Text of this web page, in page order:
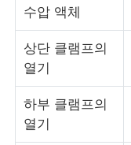
충돌 시험 장비
수압 액체
상단 클램프의
열기
하부 클램프의
열기